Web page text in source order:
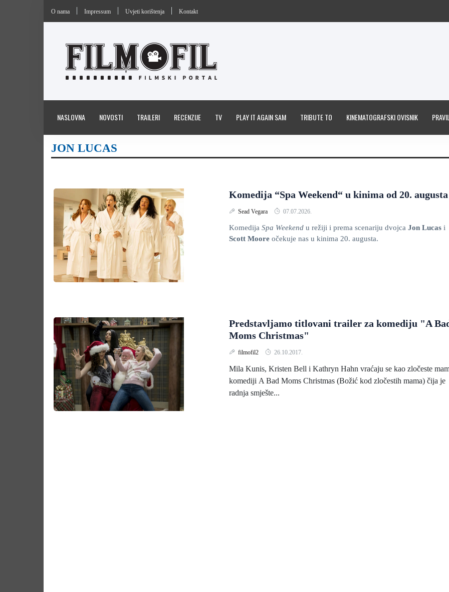
O nama Impressum Uvjeti korištenja Kontakt
NASLOVNA NOVOSTI TRAILERI RECENZIJE TV PLAY IT AGAIN SAM TRIBUTE TO KINEMATOGRAFSKI OVISNIK
JON LUCAS
Komedija “Spa Weekend“ u kinima od 20. augusta
Sead Vegara 07.07.2026.
Komedija Spa Weekend u režiji i prema scenariju dvojca Jon Lucas i
Scott Moore očekuje nas u kinima 20. augusta.
Predstavljamo titlovani trailer za komediju "A
Moms Christmas"
filmofil2 26.10.2017.
Mila Kunis, Kristen Bell i Kathryn Hahn vraćaju se kao zločeste
komediji A Bad Moms Christmas (Božić kod zločestih mama) čija je
radnja smješte...